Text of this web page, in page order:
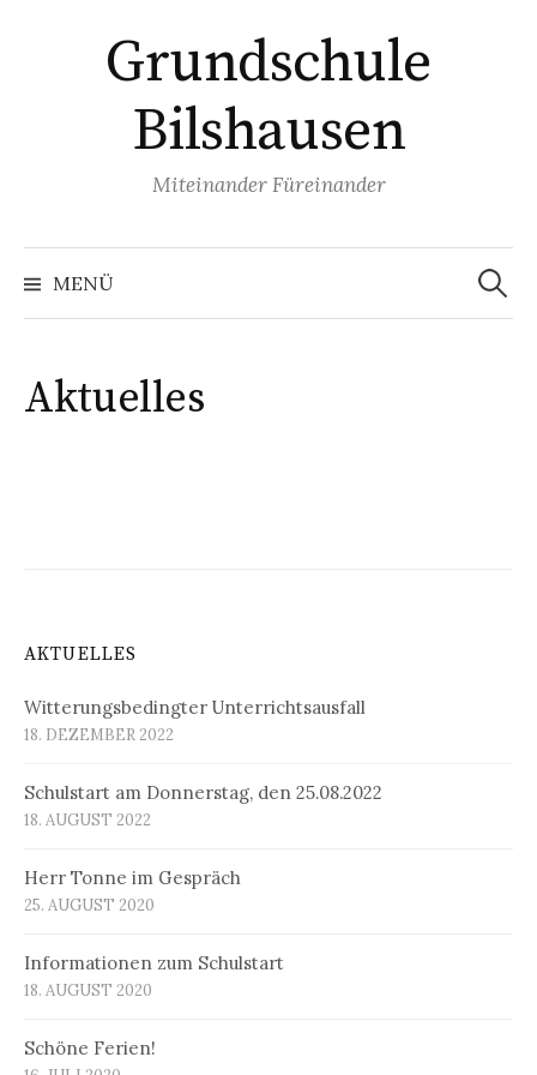
Grundschule
Bilshausen
Miteinander Füreinander
MENÜ
Suchen
nach:
Aktuelles
AKTUELLES
Witterungsbedingter Unterrichtsausfall
18. DEZEMBER 2022
Schulstart am Donnerstag, den 25.08.2022
18. AUGUST 2022
Herr Tonne im Gespräch
25. AUGUST 2020
Informationen zum Schulstart
18. AUGUST 2020
Schöne Ferien!